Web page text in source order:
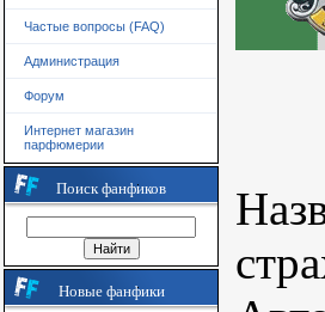
Частые вопросы (FAQ)
Администрация
Форум
Интернет магазин
парфюмерии
Поиск фанфиков
Новые фанфики